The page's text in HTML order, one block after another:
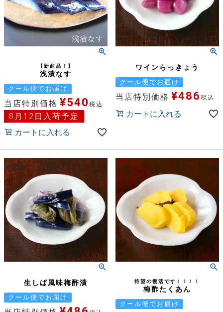
【新商品！】
浅漬なす
クール便でお届け
当店特別価格 ¥540 税込
8月12日入荷予定
カートに入れる
ワインらっきょう
クール便でお届け
当店特別価格 ¥486 税込
カートに入れる
生しば風味梅酢漬
クール便でお届け
待望の復活です！！！！
梅酢たくあん
クール便でお届け